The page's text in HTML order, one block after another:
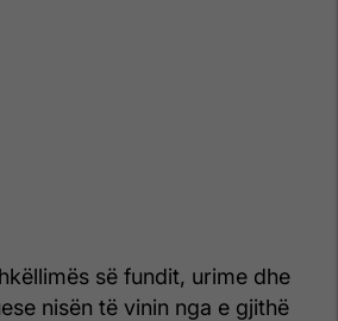
së fundit, urime dhe
nisën të vinin nga e gjithë